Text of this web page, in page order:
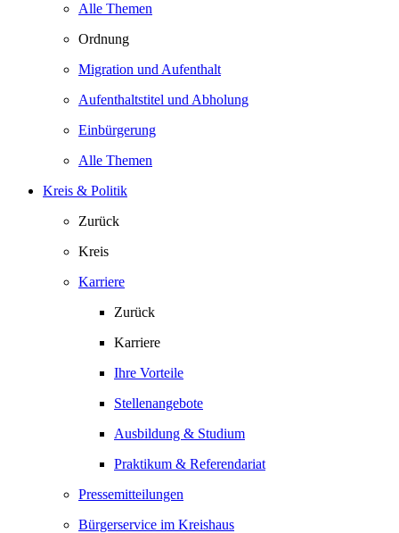
Alle Themen
Ordnung
Migration und Aufenthalt
Aufenthaltstitel und Abholung
Einbürgerung
Alle Themen
Kreis & Politik
Zurück
Kreis
Karriere
Zurück
Karriere
Ihre Vorteile
Stellenangebote
Ausbildung & Studium
Praktikum & Referendariat
Pressemitteilungen
Bürgerservice im Kreishaus